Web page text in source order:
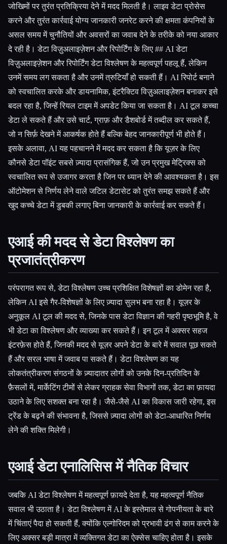
जोखिमों पर तुरंत प्रतिक्रिया देने में मदद मिलती है। लाइव डेटा प्रोसेस
करने और तुरंत कार्रवाई योग्य जानकारी जनरेट करने की क्षमता कंपनियों के
असल समय में चुनौतियों और अवसरों का जवाब देने के तरीके को नया आकार
दे रही है। डेटा विज़ुअलाइज़ेशन और रिपोर्टिंग के लिए ## AI डेटा
विज़ुअलाइज़ेशन और रिपोर्टिंग डेटा विश्लेषण के महत्वपूर्ण पहलू हैं, लेकिन
उनमें समय लग सकता है और उनमें त्रुटियाँ हो सकती हैं। AI रिपोर्ट बनाने
को स्वचालित करके और डायनामिक, इंटरैक्टिव विज़ुअलाइज़ेशन बनाकर इसे
बदल रहा है, जिन्हें रियल टाइम में अपडेट किया जा सकता है। AI टूल कच्चा
डेटा ले सकते हैं और उसे चार्ट, ग्राफ़ और डैशबोर्ड में तब्दील कर सकते हैं,
जो न सिर्फ़ देखने में आकर्षक होते हैं बल्कि बेहद जानकारीपूर्ण भी होते हैं।
इसके अलावा, AI यह पहचानने में मदद कर सकता है कि यूज़र के लिए
कौनसे डेटा पॉइंट सबसे ज़्यादा प्रासंगिक हैं, जो उन प्रमुख मेट्रिक्स को
स्वचालित रूप से उजागर करता है जिन पर ध्यान देने की आवश्यकता है। इस
ऑटोमेशन से निर्णय लेने वाले जटिल डेटासेट को तुरंत समझ सकते हैं और
खुद कच्चे डेटा में डुबकी लगाए बिना जानकारी के कार्रवाई कर सकते हैं।
एआई की मदद से डेटा विश्लेषण का
प्रजातंत्रीकरण
परंपरागत रूप से, डेटा विश्लेषण उच्च प्रशिक्षित विशेषज्ञों का डोमेन रहा है,
लेकिन AI इसे गैर-विशेषज्ञों के लिए ज़्यादा सुलभ बना रहा है। यूज़र के
अनुकूल AI टूल की मदद से, जिनके पास डेटा विज्ञान की गहरी पृष्ठभूमि है, वे
भी डेटा का विश्लेषण और व्याख्या कर सकते हैं। इन टूल में अक्सर सहज
इंटरफ़ेस होते हैं, जिनकी मदद से यूज़र अपने डेटा के बारे में सवाल पूछ सकते
हैं और सरल भाषा में जवाब पा सकते हैं। डेटा विश्लेषण का यह
लोकतंत्रीकरण संगठनों के ज़्यादातर लोगों को उनके दिन-प्रतिदिन के
फ़ैसलों में, मार्केटिंग टीमों से लेकर ग्राहक सेवा विभागों तक, डेटा का फ़ायदा
उठाने के लिए सशक्त बना रहा है। जैसे-जैसे AI का विकास जारी रहेगा, इस
ट्रेंड के बढ़ने की संभावना है, जिससे ज़्यादा लोगों को डेटा-आधारित निर्णय
लेने की शक्ति मिलेगी।
एआई डेटा एनालिसिस में नैतिक विचार
जबकि AI डेटा विश्लेषण में महत्वपूर्ण फ़ायदे देता है, यह महत्वपूर्ण नैतिक
सवाल भी उठाता है। डेटा विश्लेषण में AI के इस्तेमाल से गोपनीयता के बारे
में चिंताएं पैदा हो सकती हैं, क्योंकि एल्गोरिदम को प्रभावी ढंग से काम करने के
लिए अक्सर बड़ी मात्रा में व्यक्तिगत डेटा का ऐक्सेस चाहिए होता है। इसके